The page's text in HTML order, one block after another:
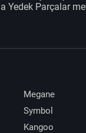
Yedek Parçalar
Megane
Symbol
Kangoo